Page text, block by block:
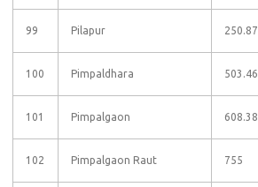
99 Pilapur 250.87
100 Pimpaldhara 503.46
101 Pimpalgaon 608.38
102 Pimpalgaon Raut 755